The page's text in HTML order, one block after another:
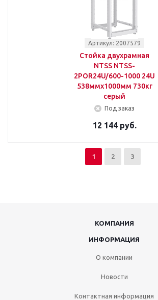
Артикул: 2007579
Стойка двухрамная
NTSS NTSS-
2POR24U/600-1000 24U
538ммx1000мм 730кг
серый
Под заказ
12 144 руб.
1 2 3
КОМПАНИЯ
ИНФОРМАЦИЯ
О компании
Новости
Контактная информация